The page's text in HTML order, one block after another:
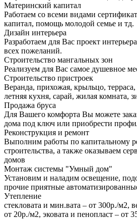
Материнский капитал
Работаем со всеми видами
капитал, помощь молодой семье и тд.
Дизайн интерьера
Разработаем для Вас проект
всех пожеланий.
Строительство мангальных зон
Реализуем для Вас самое душевное
Строительство пристроек
Веранда, прихожая, крыльцо, терраса,
летняя кухня, сарай, жилая комната,
Продажа бруса
Для Вашего комфорта Вы можете
дома под ключ или приобрести
Реконструкция и ремонт
Выполним работы по капитальному
строительства, а также оказываем
домов
Монтаж системы "Умный дом"
Установим и наладим освещение,
прочие приятные
Утепление
стекловата и мин.вата – от 300р./м2,
от 20р./м2, эковата и пенопласт – от